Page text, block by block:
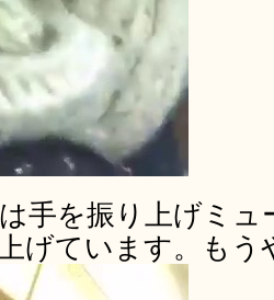
手を振り上げミ
げています。もう